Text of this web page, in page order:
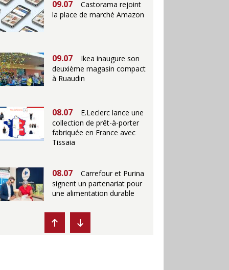
09.07
Castorama rejoint
la place de marché Amazon
09.07
Ikea inaugure son
deuxième magasin compact
à Ruaudin
08.07
E.Leclerc lance une
collection de prêt-à-porter
fabriquée en France avec
Tissaia
08.07
Carrefour et Purina
signent un partenariat pour
une alimentation durable
07.07
Ikea propose des